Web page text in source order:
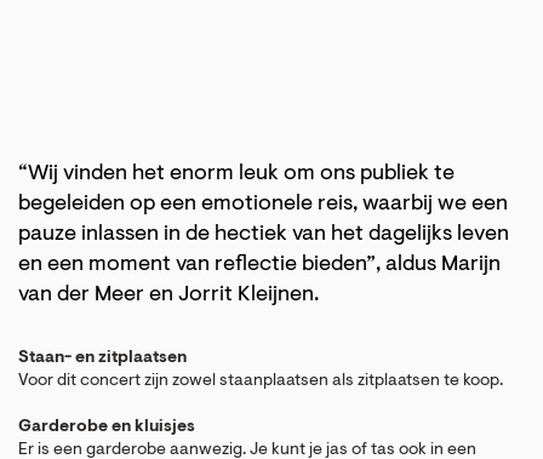
“Wij vinden het enorm leuk om ons publiek te
begeleiden op een emotionele reis, waarbij we een
pauze inlassen in de hectiek van het dagelijks leven
en een moment van reflectie bieden”, aldus Marijn
van der Meer en Jorrit Kleijnen.
Staan- en zitplaatsen
Voor dit concert zijn zowel staanplaatsen als zitplaatsen te koop.
Garderobe en kluisjes
Er is een garderobe aanwezig. Je kunt je jas of tas ook in een